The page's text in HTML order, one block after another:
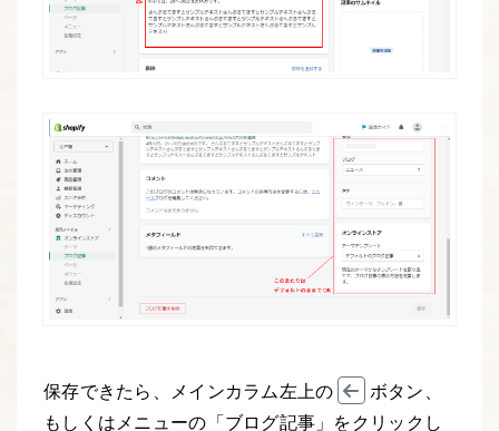
保存できたら、メインカラム左上の
ボタン、
もしくはメニューの「ブログ記事」をクリックし